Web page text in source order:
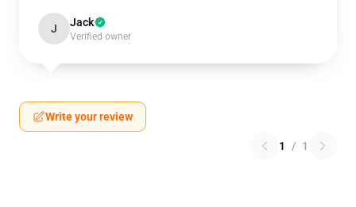
J Jack
Verified owner
Write your review
1 / 1